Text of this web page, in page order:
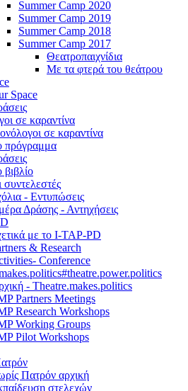
Summer Camp 2020
Summer Camp 2019
Summer Camp 2018
Summer Camp 2017
Θεατροπαιχνίδια
Με τα φτερά του θεάτρου
Space
σε καραντίνα
σε καραντίνα
πρόγραμμα
βιβλίο
συντελεστές
- Εντυπώσεις
Δράσης - Αντηχήσεις
με το I-TAP-PD
& Research
Conference
- Theatre.makes.politics
Partners Meetings
Research Workshops
Working Groups
Pilot Workshops
Πατρόν αρχική
στελεχών